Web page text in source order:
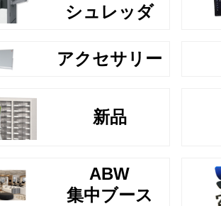
シュレッダ
アクセサリー
新品
ABW
集中ブース